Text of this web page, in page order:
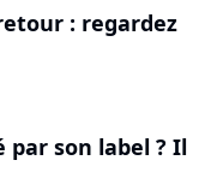
: regardez
par son label ? Il